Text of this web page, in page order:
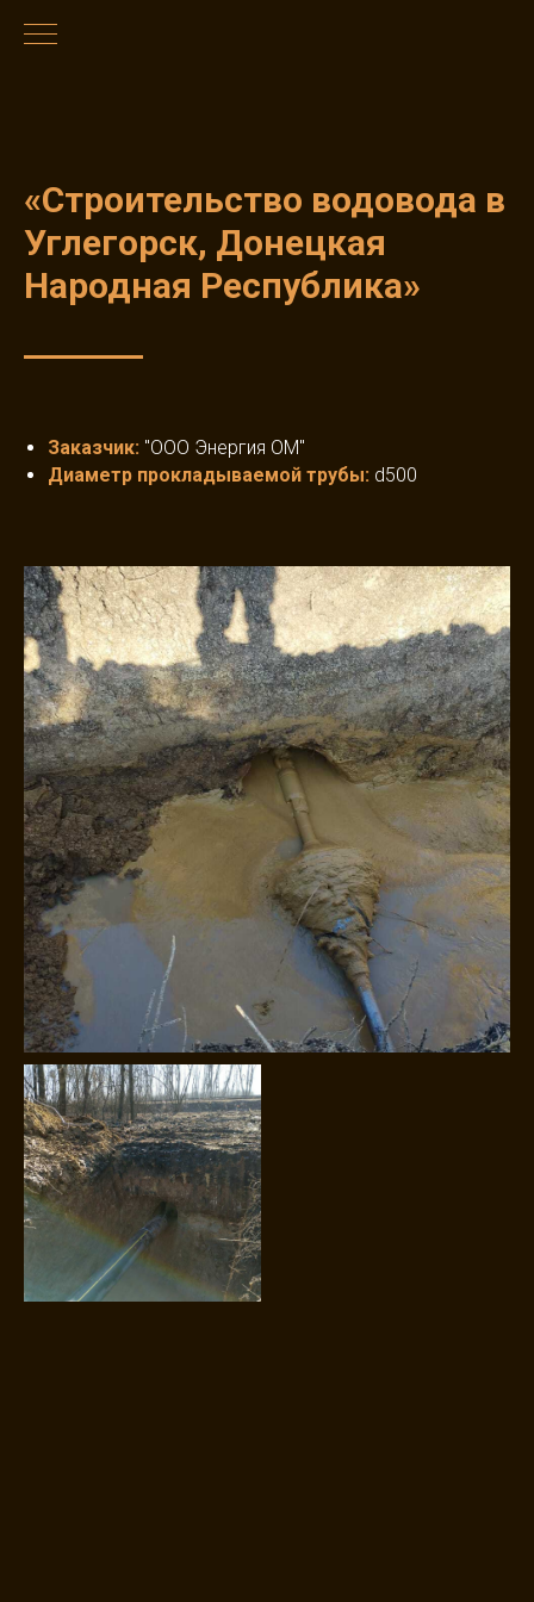
«Строительство водовода в
Углегорск, Донецкая
Народная Республика»
Заказчик: "ООО Энергия ОМ"
Диаметр прокладываемой трубы: d500